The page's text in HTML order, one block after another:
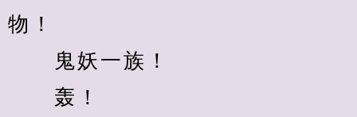
物！
鬼妖一族！
轰！